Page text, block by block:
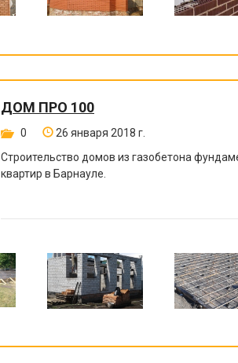
ДОМ ПРО 100
0
26 января 2018 г.
Строительство домов из газобетона
квартир в Барнауле.